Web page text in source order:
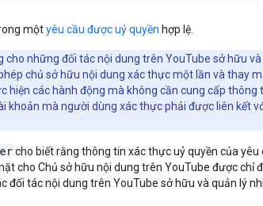
mộtyêu cầu được uỷ quyền hợp lệ.
cho những đối tác nội dung trên YouTube sở hữu
chủ sở hữu nội dung xác thực một lần và thay
hiện các hành động mà không cần cung cấp thông
khoản mà người dùng xác thực phải được liên kết
cho biết rằng thông tin xác thực uỷ quyền của yêu
cho Chủ sở hữu nội dung trên YouTube được chỉ
đối tác nội dung trên YouTube sở hữu và quản lý